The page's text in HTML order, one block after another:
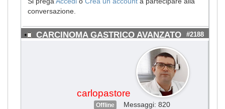
conversazione.
CARCINOMA GASTRICO AVANZATO #2188
carlopastore
Offline
Messaggi: 820